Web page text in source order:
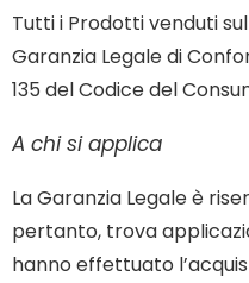
Tutti i Prodotti venduti
Garanzia Legale di
135 del Codice del
A chi si applica
La Garanzia Legale è
pertanto, trova
hanno effettuato